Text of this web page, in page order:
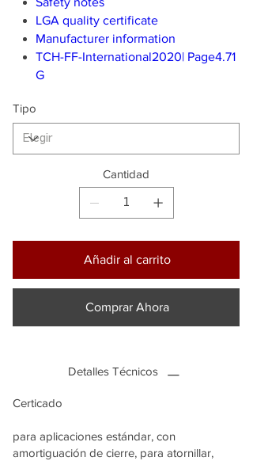
LGA quality certificate
Manufacturer information
TCH-FF-International2020| Page4.71
G
Tipo
Cantidad
Añadir al carrito
Comprar Ahora
Detalles Técnicos
Certicado
para aplicaciones estándar, con
amortiguación de cierre, para atornillar,